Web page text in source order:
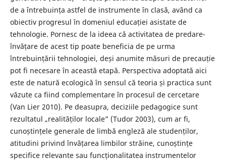
de a întrebuința astfel de instrumente în clasă, având ca
obiectiv progresul în domeniul educației asistate de
tehnologie. Pornesc de la ideea că activitatea de predare-
învățare de acest tip poate beneficia de pe urma
întrebuințării tehnologiei, deși anumite măsuri de precauție
pot fi necesare în această etapă. Perspectiva adoptată aici
este de natură ecologică în sensul că teoria și practica sunt
văzute ca fiind complementare în procesul de cercetare
(Van Lier 2010). Pe deasupra, deciziile pedagogice sunt
rezultatul „realităților locale” (Tudor 2003), cum ar fi,
cunoștințele generale de limbă engleză ale studenților,
atitudini privind învățarea limbilor străine, cunoștințe
specifice relevante sau funcționalitatea instrumentelor